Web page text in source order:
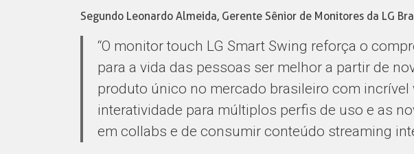
Segundo Leonardo Almeida, Gerente Sênior de Monitores da LG
“O monitor touch LG Smart Swing reforça o
para a vida das pessoas ser melhor a partir de
produto único no mercado brasileiro com incrível
interatividade para múltiplos perfis de uso e as
em collabs e de consumir conteúdo streaming